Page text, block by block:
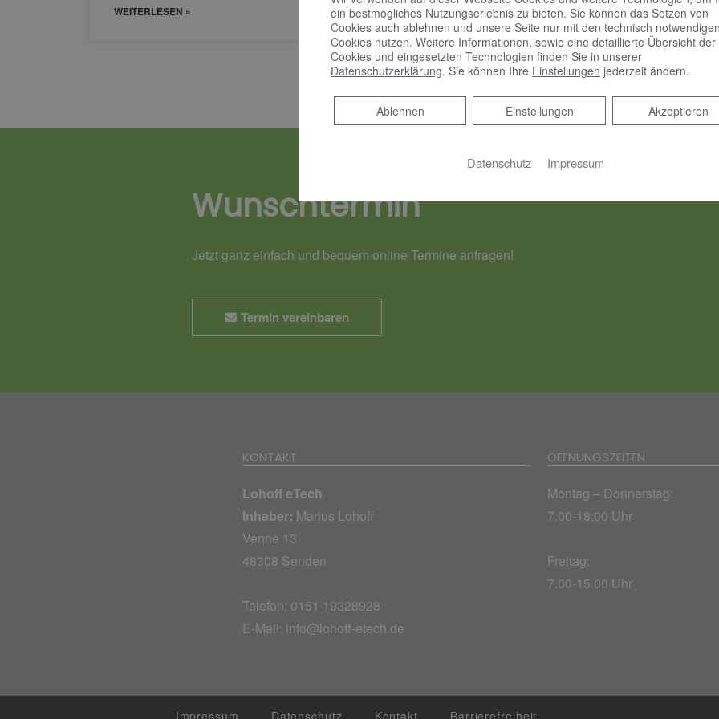
WEITERLESEN » WEITERLESEN »
Wunschtermin
Jetzt ganz einfach und bequem online Termine anfragen!
Termin vereinbaren
KONTAKT
Lohoff eTech
Inhaber: Marius Lohoff
Venne 13
48308 Senden
Telefon: 0151 19328928
E-Mail: info@lohoff-etech.de
ÖFFNUNGSZEITEN
Montag – Donnerstag:
7.00-18:00 Uhr
Freitag:
7.00-15.00 Uhr
ein bestmögliches Nutzungserlebnis zu bieten. Sie können das Setzen von
Cookies auch ablehnen und unsere Seite nur mit den technisch
Cookies nutzen. Weitere Informationen, sowie eine detaillierte Übersicht der
Cookies und eingesetzten Technologien finden Sie in unserer
Datenschutzerklärung. Sie können Ihre Einstellungen jederzeit ändern.
Akzeptieren
Einstellungen
Ablehnen
Ablehnen
Datenschutz Impressum